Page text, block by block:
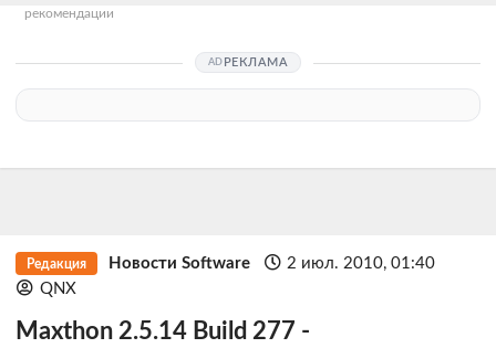
рекомендации
РЕКЛАМА
Редакция Новости Software
2 июл. 2010, 01:40
QNX
Maxthon 2.5.14 Build 277 -